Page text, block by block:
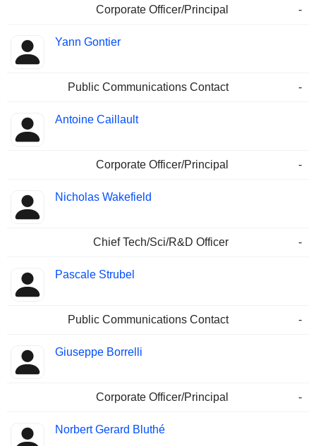
Corporate Officer/Principal -
Yann Gontier
Public Communications Contact -
Antoine Caillault
Corporate Officer/Principal -
Nicholas Wakefield
Chief Tech/Sci/R&D Officer -
Pascale Strubel
Public Communications Contact -
Giuseppe Borrelli
Corporate Officer/Principal -
Norbert Gerard Bluthé